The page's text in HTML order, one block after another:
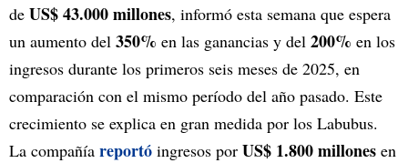
de US$ 43.000 millones, informó esta semana que espera
un aumento del 350% en las ganancias y del 200% en los
ingresos durante los primeros seis meses de 2025, en
comparación con el mismo período del año pasado. Este
crecimiento se explica en gran medida por los Labubus.
La compañía reportó ingresos por US$ 1.800 millones en